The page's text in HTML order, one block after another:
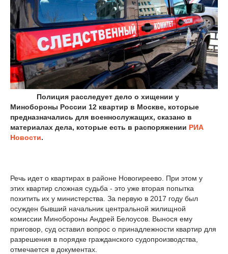
Полиция расследует дело о хищении у
Минобороны России 12 квартир в Москве, которые
предназначались для военнослужащих, сказано в
материалах дела, которые есть в распоряжении РИА
Новости.
Речь идет о квартирах в районе Новогиреево. При этом у
этих квартир сложная судьба - это уже вторая попытка
похитить их у министерства. За первую в 2017 году был
осужден бывший начальник центральной жилищной
комиссии Минобороны Андрей Белоусов. Вынося ему
приговор, суд оставил вопрос о принадлежности квартир для
разрешения в порядке гражданского судопроизводства,
отмечается в документах.